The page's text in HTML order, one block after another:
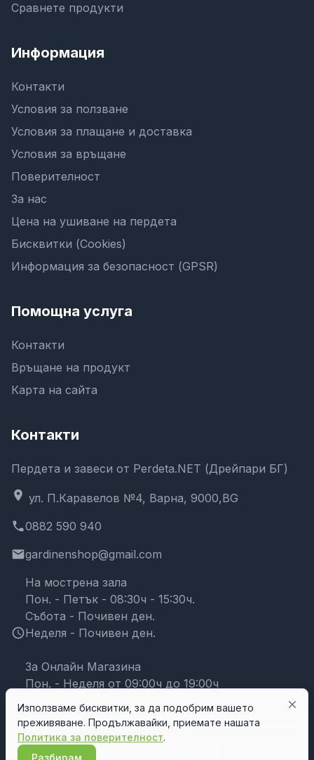
Сравнете продукти
Информация
Контакти
Условия за ползване
Условия за плащане и доставка
Условия за връщане
Поверителност
За нас
Цена на ушиване на пердета
Бисквитки (Cookies)
Информация за безопасност (GPSR)
Помощна услуга
Контакти
Връщане на продукт
Карта на сайта
Контакти
Пердета и завеси от Perdeta.NET (Дрейпари БГ)
location_on ул. П.Каравелов №4, Варна, 9000,BG
phone0882 590 940
emailgardinenshop@gmail.com
schedule
На мострена зала
Пон. - Петък - 08:30ч - 15:30ч.
Събота - Почивен ден.
Неделя - Почивен ден.
За Онлайн Магазина
Пон. - Неделя от 09:00ч до 19:00ч
close
Използваме бисквитки, за да подобрим вашето
преживяване. Продължавайки, приемате нашата
Политика за поверителност.
Разбирам